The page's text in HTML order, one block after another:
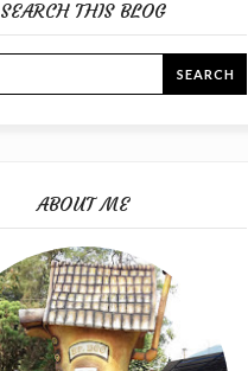
SEARCH THIS BLOG
ABOUT ME